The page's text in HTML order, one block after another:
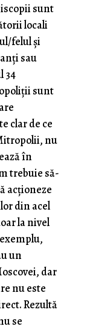
sunt
locali
felul și
sau
34
sunt
clar de ce
nu
în
trebuie să-
acționeze
din acel
la nivel
un
dar
nu este
Rezultă
se